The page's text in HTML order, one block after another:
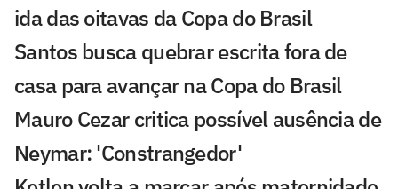
ida das oitavas da Copa do Brasil
Santos busca quebrar escrita fora de
casa para avançar na Copa do Brasil
Mauro Cezar critica possível ausência de
Neymar: 'Constrangedor'